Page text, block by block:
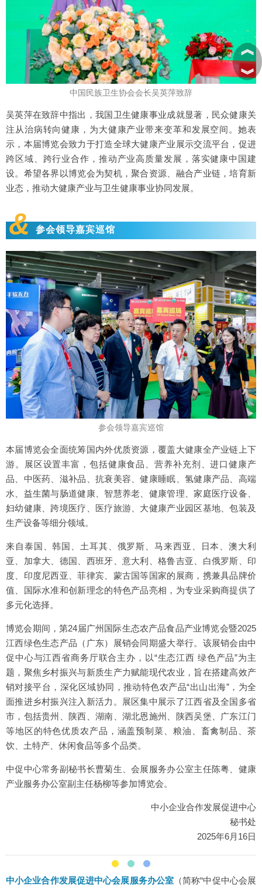
中国民族卫生协会会长吴英萍致辞
吴英萍在致辞中指出，我国卫生健康事业成就显著，民众健康关
注从治病转向健康，为大健康产业带来变革和发展空间。她表
示，本届博览会致力于打造全球大健康产业展示交流平台，促进
跨区域、跨行业合作，推动产业高质量发展，落实健康中国建
设。希望各界以博览会为契机，聚合资源、融合产业链，培育新
业态，推动大健康产业与卫生健康事业协同发展。
& 参会领导嘉宾巡馆
参会领导嘉宾巡馆
本届博览会全面统筹国内外优质资源，覆盖大健康全产业链上下
游。展区设置丰富，包括健康食品、营养补充剂、进口健康产
品、中医药、滋补品、抗衰美容、健康睡眠、氢健康产品、高端
水、益生菌与肠道健康、智慧养老、健康管理、家庭医疗设备、
妇幼健康、跨境医疗、医疗旅游、大健康产业园区基地、包装及
生产设备等细分领域。
来自泰国、韩国、土耳其、俄罗斯、马来西亚、日本、澳大利
亚、加拿大、德国、西班牙、意大利、格鲁吉亚、白俄罗斯、印
度、印度尼西亚、菲律宾、蒙古国等国家的展商，携兼具品牌价
值、国际水准和创新理念的特色产品亮相，为专业采购商提供了
多元化选择。
博览会期间，第24届广州国际生态农产品食品产业博览会暨2025
江西绿色生态产品（广东）展销会同期盛大举行。该展销会由中
促中心与江西省商务厅联合主办，以“生态江西 绿色产品”为主
题，聚焦乡村振兴与新质生产力赋能现代农业，旨在搭建高效产
销对接平台，深化区域协同，推动特色农产品“出山出海”，为全
面推进乡村振兴注入新活力。展区集中展示了江西省及全国多省
市，包括贵州、陕西、湖南、湖北恩施州、陕西吴堡、广东江门
等地区的特色优质农产品，涵盖预制菜、粮油、畜禽制品、茶
饮、土特产、休闲食品等多个品类。
中促中心常务副秘书长曹菊生、会展服务办公室主任陈粤、健康
产业服务办公室副主任杨柳等参加博览会。
中小企业合作发展促进中心
秘书处
2025年6月16日
中小企业合作发展促进中心会展服务办公室 （简称“中促中心会展
︽
︾